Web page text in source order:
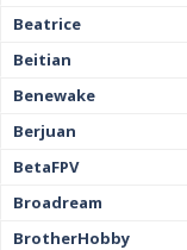
Beatrice
Beitian
Benewake
Berjuan
BetaFPV
Broadream
BrotherHobby